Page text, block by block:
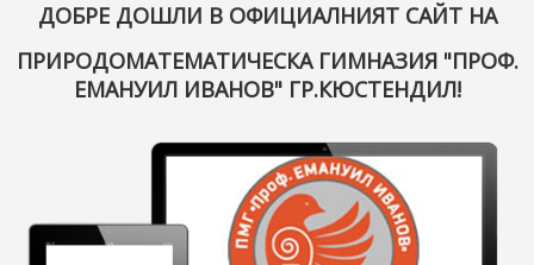
ДОБРЕ ДОШЛИ В ОФИЦИАЛНИЯТ САЙТ НА
ПРИРОДОМАТЕМАТИЧЕСКА ГИМНАЗИЯ "ПРОФ.
ЕМАНУИЛ ИВАНОВ" ГР.КЮСТЕНДИЛ!